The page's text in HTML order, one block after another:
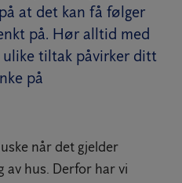
at det kan få følger
på. Hør alltid med
tiltak påvirker ditt
på
når det gjelder
av hus. Derfor har vi